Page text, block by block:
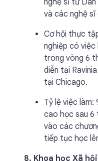
nghệ sĩ từ
và các nghệ sĩ
Cơ hội thực
nghiệp có
trong vòng 6
diễn tại
tại Chicago.
Tỷ lệ việc
cao học sau 6
vào các
tiếp tục học
8. Khoa học Xã